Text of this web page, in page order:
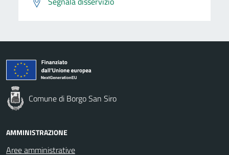
Comune di Borgo San Siro
AMMINISTRAZIONE
Aree amministrative